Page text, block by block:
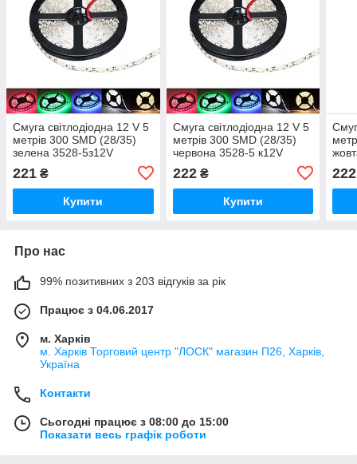
Смуга світлодіодна 12 V 5
метрів 300 SMD (28/35)
зелена 3528-5з12V
221 ₴
Купити
Смуга світлодіодна 12 V 5
метрів 300 SMD (28/35)
червона 3528-5 к12V
222₴
Купити
222
Про нас
99% позитивних з 203 відгуків за рік
Працює з 04.06.2017
м. Харків
м. Харків Торговий центр "ЛОСК" магазин П26, Харків,
Україна
Контакти
Сьогодні працює з 08:00 до 15:00
Показати весь графік роботи